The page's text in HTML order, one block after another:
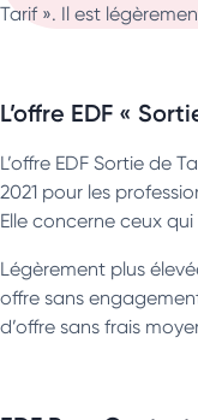
Tarif ». Il est
L’offre EDF «
L’offre EDF Sortie de
2021 pour les
Elle concerne ceux
Légèrement plus
offre sans
d’offre sans frais